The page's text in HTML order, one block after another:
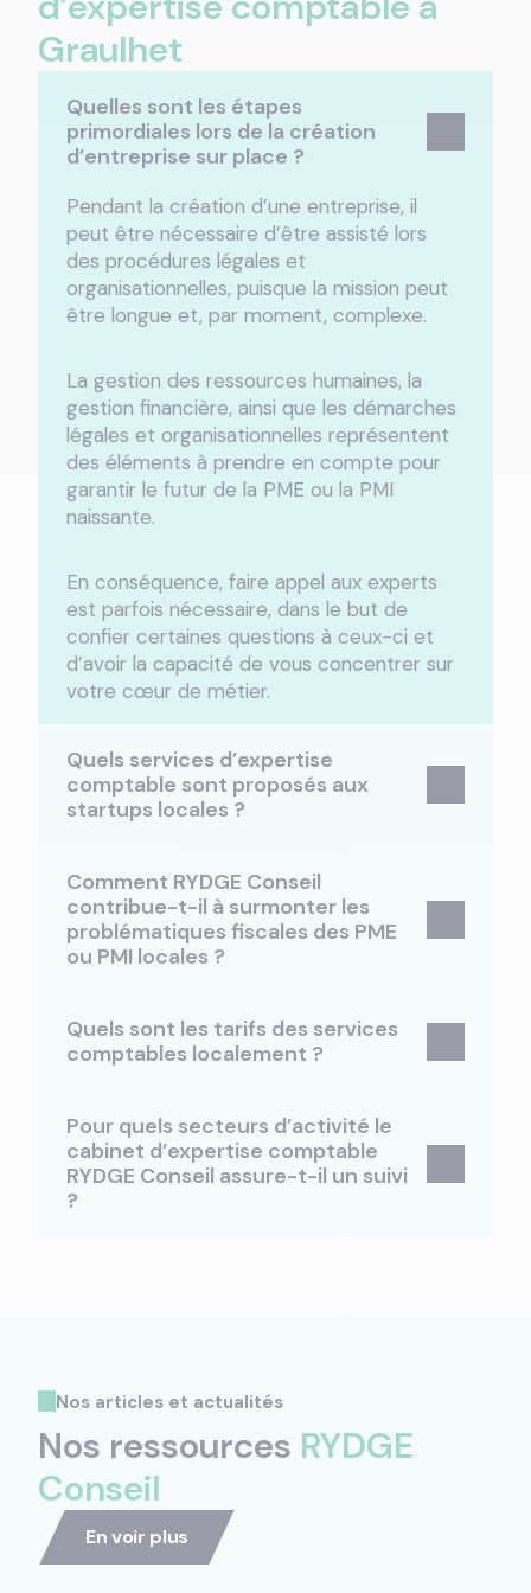
Graulhet
Quelles sont les étapes
primordiales lors de la création
d’entreprise sur place ?
Pendant la création d’une entreprise, il
peut être nécessaire d’être assisté lors
des procédures légales et
organisationnelles, puisque la mission peut
être longue et, par moment, complexe.
La gestion des ressources humaines, la
gestion financière, ainsi que les démarches
légales et organisationnelles représentent
des éléments à prendre en compte pour
garantir le futur de la PME ou la PMI
naissante.
En conséquence, faire appel aux experts
est parfois nécessaire, dans le but de
confier certaines questions à ceux-ci et
d’avoir la capacité de vous concentrer sur
votre cœur de métier.
Quels services d’expertise
comptable sont proposés aux
startups locales ?
Comment RYDGE Conseil
contribue-t-il à surmonter les
problématiques fiscales des PME
ou PMI locales ?
Quels sont les tarifs des services
comptables localement ?
Pour quels secteurs d’activité le
cabinet d’expertise comptable
RYDGE Conseil assure-t-il un suivi
?
Nos articles et actualités
Nos ressources RYDGE
Conseil
En voir plus